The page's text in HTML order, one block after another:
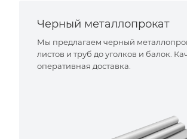
Черный металлопрокат
Мы предлагаем черный
листов и труб до уголков и балок.
оперативная доставка.